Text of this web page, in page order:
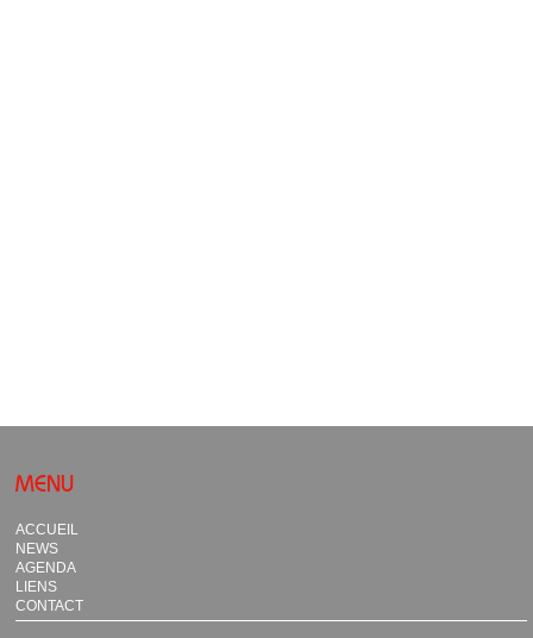
MENU
ACCUEIL
NEWS
AGENDA
LIENS
CONTACT